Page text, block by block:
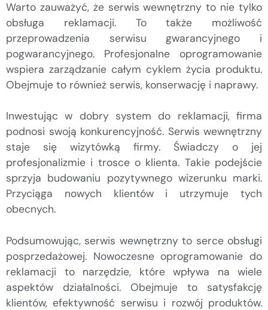
Warto zauważyć, że serwis wewnętrzny to nie tylko
obsługa reklamacji. To także możliwość
przeprowadzenia serwisu gwarancyjnego i
pogwarancyjnego. Profesjonalne oprogramowanie
wspiera zarządzanie całym cyklem życia produktu.
Obejmuje to również serwis, konserwację i naprawy.
Inwestując w dobry system do reklamacji, firma
podnosi swoją konkurencyjność. Serwis wewnętrzny
staje się wizytówką firmy. Świadczy o jej
profesjonalizmie i trosce o klienta. Takie podejście
sprzyja budowaniu pozytywnego wizerunku marki.
Przyciąga nowych klientów i utrzymuje tych
obecnych.
Podsumowując, serwis wewnętrzny to serce obsługi
posprzedażowej. Nowoczesne oprogramowanie do
reklamacji to narzędzie, które wpływa na wiele
aspektów działalności. Obejmuje to satysfakcję
klientów, efektywność serwisu i rozwój produktów.